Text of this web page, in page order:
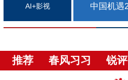
AI+影视 中国机遇
推荐 春风习习 锐评